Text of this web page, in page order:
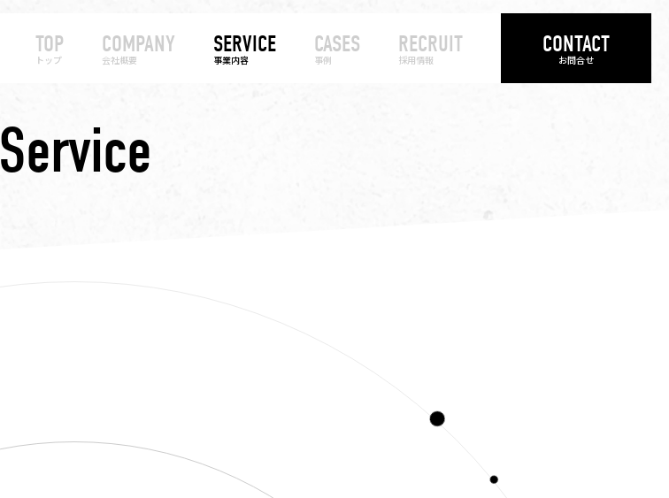
TOP
トップ
COMPANY
会社概要
SERVICE
事業内容
CASES
事例
RECRUIT
採用情報
CONTACT
お問合せ
Service